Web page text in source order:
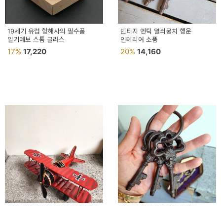
19세기 유럽 항해사의 필수품
일기예보 스톰 글라스
17% 17,220
빈티지 엔틱 열쇠뭉치 행운
인테리어 소품
20% 14,160